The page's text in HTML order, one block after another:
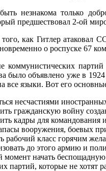
незнакома только
предшествовал 2-ой
как Гитлер
о роспуске 67
коммунистических
было объявлено уже в
все языки. Вот его
несчастиями иностранных
войну
для командования и
вооружения, боевых
класс горячим
до этого армию и
начать беспощадную
партий, которые не хотят